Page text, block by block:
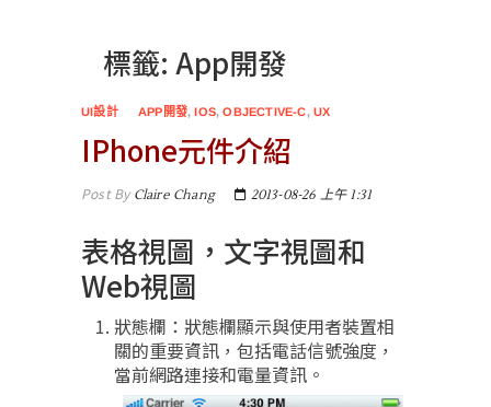
標籤: App開發
UI設計 APP開發,IOS,OBJECTIVE-C,UX
IPhone元件介紹
Post ByClaire Chang 2013-08-26 上午 1:31
表格視圖，文字視圖和
Web視圖
狀態欄：狀態欄顯示與使用者裝置相
關的重要資訊，包括電話信號強度，
當前網路連接和電量資訊。